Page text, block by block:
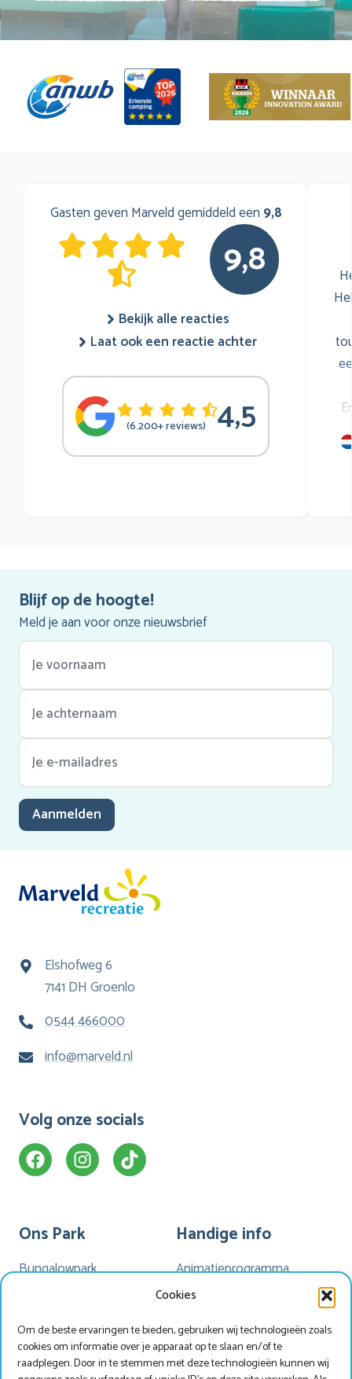
Cookies
Om de beste ervaringen te bieden, gebruiken wij technologieën zoals
cookies om informatie over je apparaat op te slaan en/of te
raadplegen. Door in te stemmen met deze technologieën kunnen wij
Gasten geven Marveld gemiddeld een 9,8
9,8
Bekijk alle reacties
Laat ook een reactie achter
(6.200+ reviews) 4,5
Blijf op de hoogte!
Meld je aan voor onze nieuwsbrief
Aanmelden
Elshofweg 6
7141 DH Groenlo
0544 466000
info@marveld.nl
Volg onze socials
Ons Park
Bungalowpark
Faciliteiten
Plattegrond
Handige info
Animatieprogramma
Mijn Marveld
Nieuwsbrieven
Nieuws